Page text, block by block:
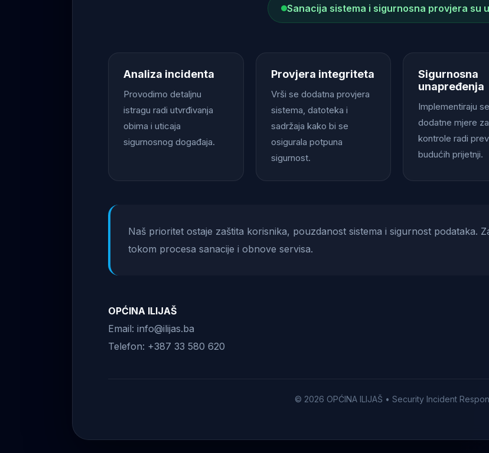
Sanacija sistema i sigurnosna provjera su
Analiza incidenta
Provodimo detaljnu
istragu radi utvrđivanja
obima i uticaja
sigurnosnog događaja.
Provjera integriteta
Vrši se dodatna provjera
sistema, datoteka i
sadržaja kako bi se
osigurala potpuna
sigurnost.
Sigurnosna
unapređenja
Implementiraju se
dodatne mjere
kontrole radi
budućih prijetnji.
Naš prioritet ostaje zaštita korisnika, pouzdanost sistema i sigurnost podataka.
tokom procesa sanacije i obnove servisa.
OPĆINA ILIJAŠ
Email: info@ilijas.ba
Telefon: +387 33 580 620
© 2026 OPĆINA ILIJAŠ • Security Incident